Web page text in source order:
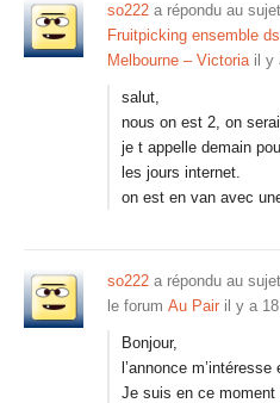
so222 a répondu au sujet
Fruitpicking ensemble
Melbourne – Victoria il y
salut,
nous on est 2, on
je t appelle demain
les jours internet.
on est en van avec
so222 a répondu au sujet
le forum Au Pair il y a
Bonjour,
l’annonce
Je suis en ce moment